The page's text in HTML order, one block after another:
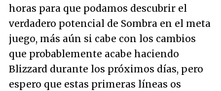
horas para que podamos descubrir el
verdadero potencial de Sombra en el meta
juego, más aún si cabe con los cambios
que probablemente acabe haciendo
Blizzard durante los próximos días, pero
espero que estas primeras líneas os